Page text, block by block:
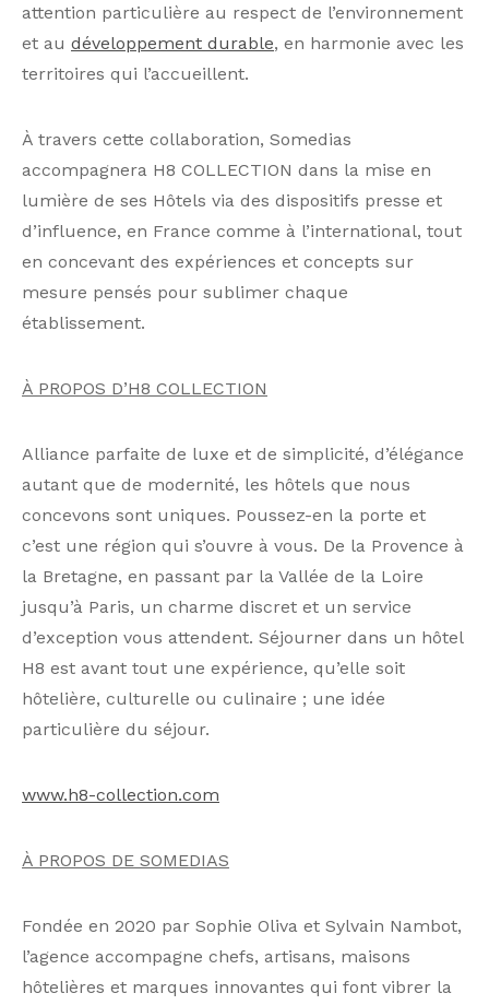
attention particulière au respect de l’environnement
et au développement durable, en harmonie avec les
territoires qui l’accueillent.
À travers cette collaboration, Somedias
accompagnera H8 COLLECTION dans la mise en
lumière de ses Hôtels via des dispositifs presse et
d’influence, en France comme à l’international, tout
en concevant des expériences et concepts sur
mesure pensés pour sublimer chaque
établissement.
À PROPOS D’H8 COLLECTION
Alliance parfaite de luxe et de simplicité, d’élégance
autant que de modernité, les hôtels que nous
concevons sont uniques. Poussez-en la porte et
c’est une région qui s’ouvre à vous. De la Provence à
la Bretagne, en passant par la Vallée de la Loire
jusqu’à Paris, un charme discret et un service
d’exception vous attendent. Séjourner dans un hôtel
H8 est avant tout une expérience, qu’elle soit
hôtelière, culturelle ou culinaire ; une idée
particulière du séjour.
www.h8-collection.com
À PROPOS DE SOMEDIAS
Fondée en 2020 par Sophie Oliva et Sylvain Nambot,
l’agence accompagne chefs, artisans, maisons
hôtelières et marques innovantes qui font vibrer la